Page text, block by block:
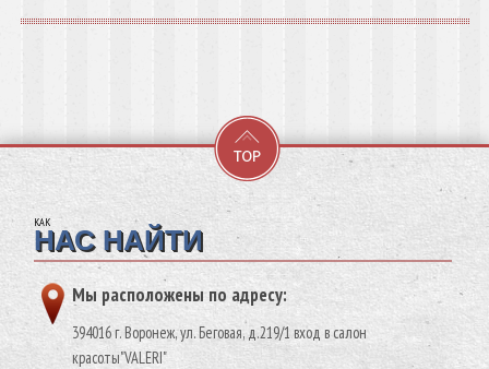
КАК
НАС НАЙТИ
Мы расположены по адресу:
394016 г. Воронеж, ул. Беговая, д.219/1 вход в салон
красоты"VALERI"